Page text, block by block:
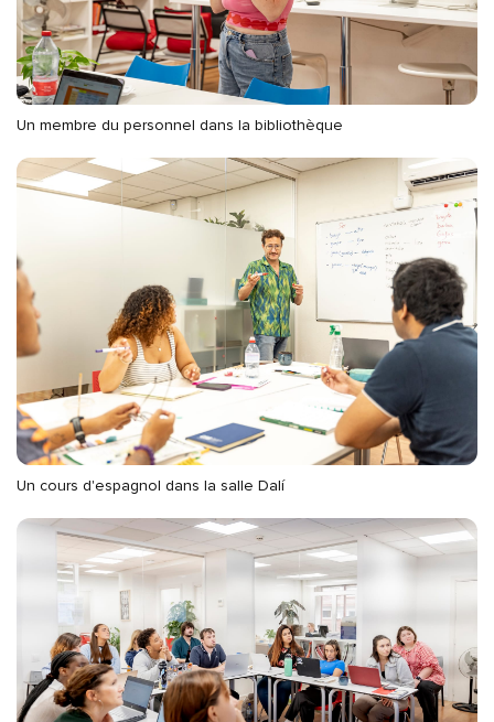
Un membre du personnel dans la bibliothèque
Un cours d'espagnol dans la salle Dalí